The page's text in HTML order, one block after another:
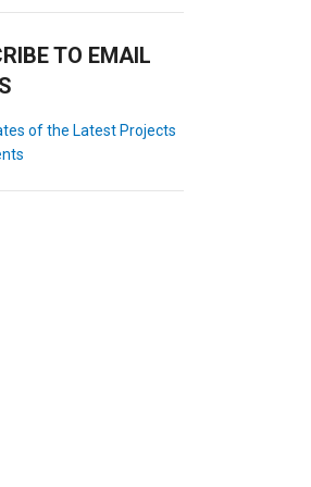
TO EMAIL
of the Latest Projects